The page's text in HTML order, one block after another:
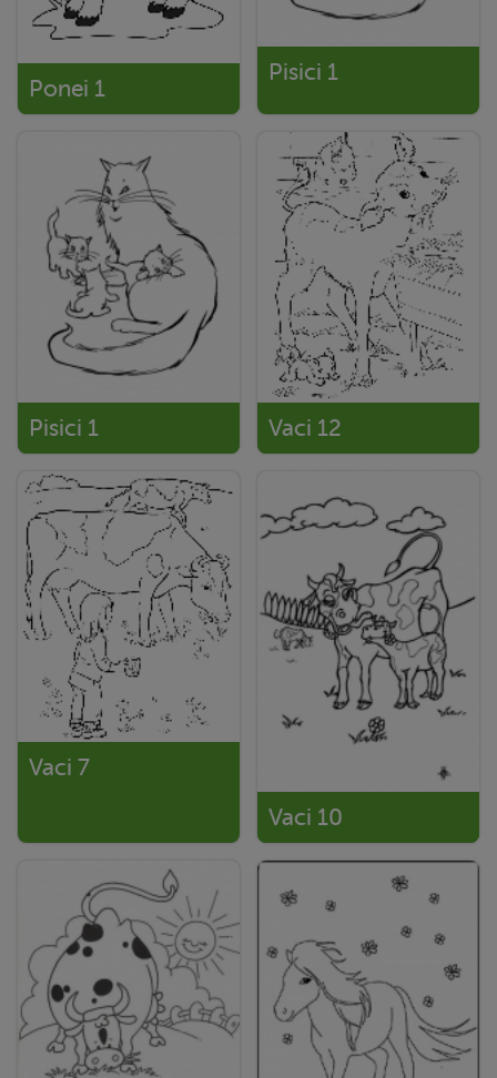
Ponei 1
Pisici 1
Pisici 1 Vaci 12
Vaci 7
Vaci 10